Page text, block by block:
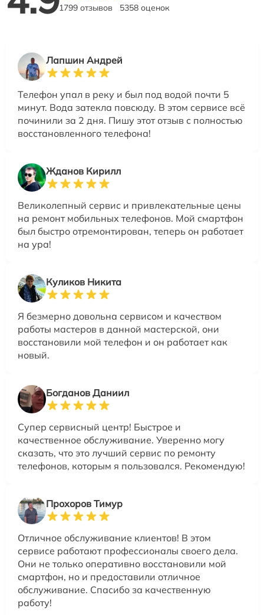
1799 отзывов 5358 оценок
Лапшин Андрей
Телефон упал в реку и был под водой почти 5
минут. Вода затекла повсюду. В этом сервисе всё
починили за 2 дня. Пишу этот отзыв с полностью
восстановленного телефона!
Жданов Кирилл
Великолепный сервис и привлекательные цены
на ремонт мобильных телефонов. Мой смартфон
был быстро отремонтирован, теперь он работает
на ура!
Куликов Никита
Я безмерно довольна сервисом и качеством
работы мастеров в данной мастерской, они
восстановили мой телефон и он работает как
новый.
Богданов Даниил
Супер сервисный центр! Быстрое и
качественное обслуживание. Уверенно могу
сказать, что это лучший сервис по ремонту
телефонов, которым я пользовался. Рекомендую!
Прохоров Тимур
Отличное обслуживание клиентов! В этом
сервисе работают профессионалы своего дела.
Они не только оперативно восстановили мой
смартфон, но и предоставили отличное
обслуживание. Спасибо за качественную
работу!